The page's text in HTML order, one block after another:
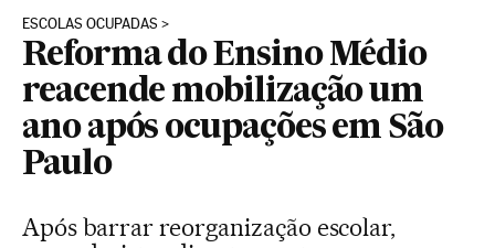
ESCOLAS OCUPADAS
Reforma do Ensino Médio
reacende mobilização um
ano após ocupações em São
Paulo
Após barrar reorganização escolar,